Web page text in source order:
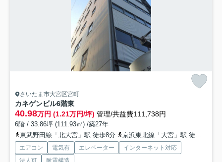
さいたま市大宮区宮町
カネゲンビル6階東
40.98万円 (1.21万円/坪) 管理/共益費111,738円
6階 / 33.86坪 (111.93㎡) /築27年
東武野田線「北大宮」駅 徒歩8分
京浜東北線「大宮」駅 徒歩7分
エアコン 電気有 エレベーター
インターネット対応
法人可
耐震構造